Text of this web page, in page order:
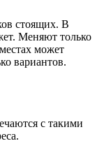
стоящих. В
Меняют только
может
вариантов.
с такими